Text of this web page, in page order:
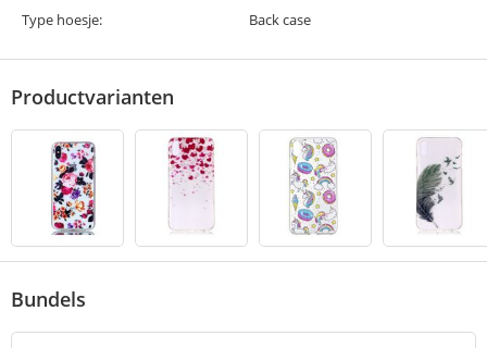
Type hoesje: Back case
Productvarianten
Bundels